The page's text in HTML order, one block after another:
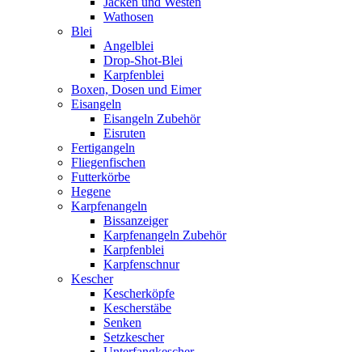
Wathosen
Blei
Angelblei
Drop-Shot-Blei
Karpfenblei
Boxen, Dosen und Eimer
Eisangeln
Eisangeln Zubehör
Eisruten
Fertigangeln
Fliegenfischen
Futterkörbe
Hegene
Karpfenangeln
Bissanzeiger
Karpfenangeln Zubehör
Karpfenblei
Karpfenschnur
Kescher
Kescherköpfe
Kescherstäbe
Senken
Setzkescher